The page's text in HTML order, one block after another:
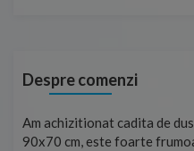
Despre comenzi
Am achizitionat cadita de
90x70 cm, este foarte